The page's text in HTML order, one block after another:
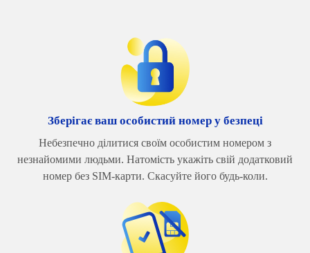
Зберігає ваш особистий номер у безпеці
Небезпечно ділитися своїм особистим номером з
незнайомими людьми. Натомість укажіть свій додатковий
номер без SIM-карти. Скасуйте його будь-коли.